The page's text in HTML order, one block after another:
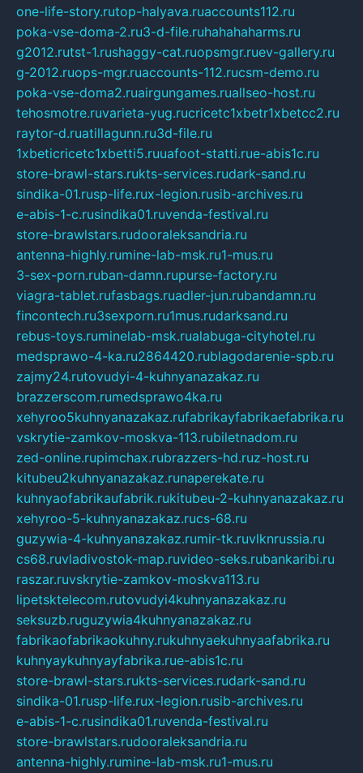
one-life-story.rutop-halyava.ruaccounts112.ru
poka-vse-doma-2.ru3-d-file.ruhahahaharms.ru
g2012.rutst-1.rushaggy-cat.ruopsmgr.ruev-gallery.ru
g-2012.ruops-mgr.ruaccounts-112.rucsm-demo.ru
poka-vse-doma2.ruairgungames.ruallseo-host.ru
tehosmotre.ruvarieta-yug.rucricetc1xbetr1xbetcc2.ru
raytor-d.ruatillagunn.ru3d-file.ru
1xbeticricetc1xbetti5.ruuafoot-statti.rue-abis1c.ru
store-brawl-stars.rukts-services.rudark-sand.ru
sindika-01.rusp-life.rux-legion.rusib-archives.ru
e-abis-1-c.rusindika01.ruvenda-festival.ru
store-brawlstars.rudooraleksandria.ru
antenna-highly.rumine-lab-msk.ru1-mus.ru
3-sex-porn.ruban-damn.rupurse-factory.ru
viagra-tablet.rufasbags.ruadler-jun.rubandamn.ru
fincontech.ru3sexporn.ru1mus.rudarksand.ru
rebus-toys.ruminelab-msk.rualabuga-cityhotel.ru
medsprawo-4-ka.ru2864420.rublagodarenie-spb.ru
zajmy24.rutovudyi-4-kuhnyanazakaz.ru
brazzerscom.rumedsprawo4ka.ru
xehyroo5kuhnyanazakaz.rufabrikayfabrikaefabrika.ru
vskrytie-zamkov-moskva-113.rubiletnadom.ru
zed-online.rupimchax.rubrazzers-hd.ruz-host.ru
kitubeu2kuhnyanazakaz.runaperekate.ru
kuhnyaofabrikaufabrik.rukitubeu-2-kuhnyanazakaz.ru
xehyroo-5-kuhnyanazakaz.rucs-68.ru
guzywia-4-kuhnyanazakaz.rumir-tk.ruvlknrussia.ru
cs68.ruvladivostok-map.ruvideo-seks.rubankaribi.ru
raszar.ruvskrytie-zamkov-moskva113.ru
lipetsktelecom.rutovudyi4kuhnyanazakaz.ru
seksuzb.ruguzywia4kuhnyanazakaz.ru
fabrikaofabrikaokuhny.rukuhnyaekuhnyaafabrika.ru
kuhnyaykuhnyayfabrika.rue-abis1c.ru
store-brawl-stars.rukts-services.rudark-sand.ru
sindika-01.rusp-life.rux-legion.rusib-archives.ru
e-abis-1-c.rusindika01.ruvenda-festival.ru
store-brawlstars.rudooraleksandria.ru
antenna-highly.rumine-lab-msk.ru1-mus.ru